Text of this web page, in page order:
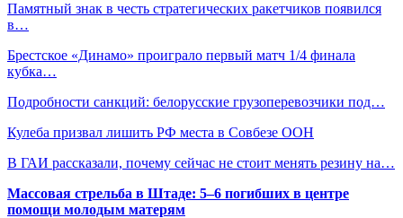
Памятный знак в честь стратегических ракетчиков появился
в…
Брестское «Динамо» проиграло первый матч 1/4 финала
кубка…
Подробности санкций: белорусские грузоперевозчики под…
Кулеба призвал лишить РФ места в Совбезе ООН
В ГАИ рассказали, почему сейчас не стоит менять резину на…
Массовая стрельба в Штаде: 5–6 погибших в центре
помощи молодым матерям